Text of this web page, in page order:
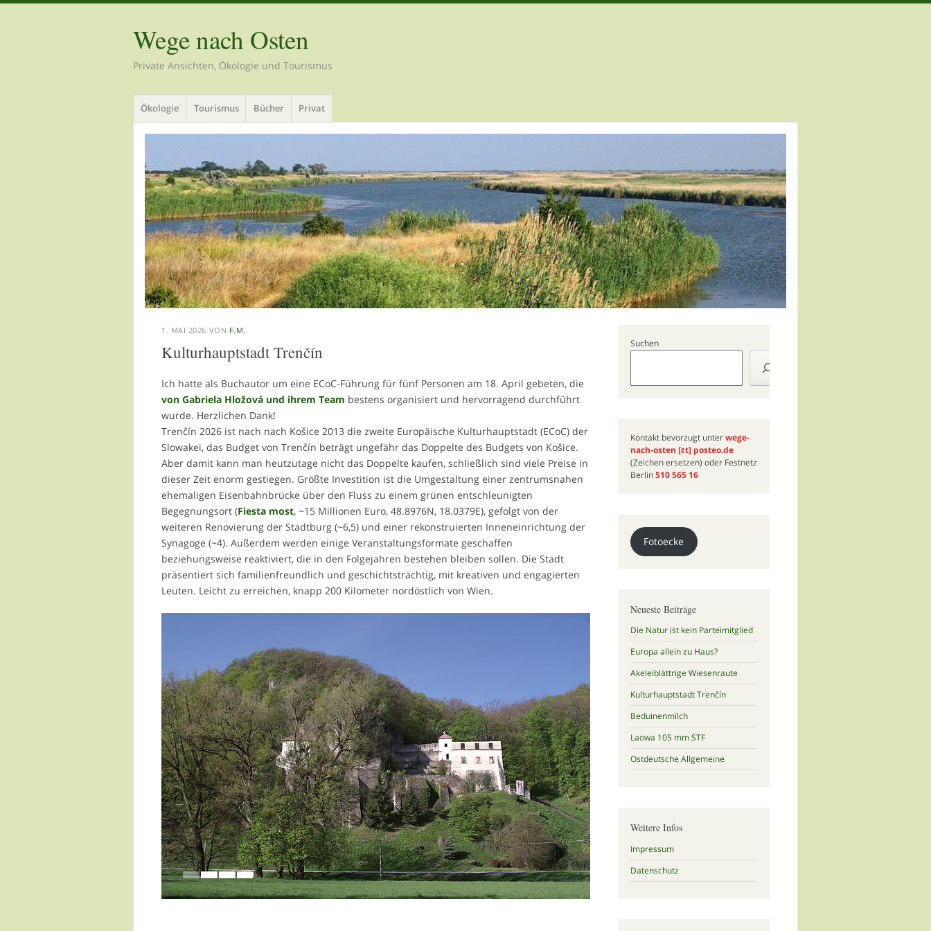
Wege nach Osten
Private Ansichten, Ökologie und Tourismus
Menü
Zum
Inhalt
springen
Ökologie Tourismus Bücher Privat
1. MAI 2026 VON F.M.
Kulturhauptstadt Trenčín
Ich hatte als Buchautor um eine ECoC-Führung für fünf Personen am 18. April gebeten, die
von Gabriela Hložová und ihrem Team bestens organisiert und hervorragend durchführt
wurde. Herzlichen Dank!
Trenčín 2026 ist nach nach Košice 2013 die zweite Europäische Kulturhauptstadt (ECoC) der
Slowakei, das Budget von Trenčín beträgt ungefähr das Doppelte des Budgets von Košice.
Aber damit kann man heutzutage nicht das Doppelte kaufen, schließlich sind viele Preise in
dieser Zeit enorm gestiegen. Größte Investition ist die Umgestaltung einer zentrumsnahen
ehemaligen Eisenbahnbrücke über den Fluss zu einem grünen entschleunigten
Begegnungsort (Fiesta most, ~15 Millionen Euro, 48.8976N, 18.0379E), gefolgt von der
weiteren Renovierung der Stadtburg (~6,5) und einer rekonstruierten Inneneinrichtung der
Synagoge (~4). Außerdem werden einige Veranstaltungsformate geschaffen
beziehungsweise reaktiviert, die in den Folgejahren bestehen bleiben sollen. Die Stadt
präsentiert sich familienfreundlich und geschichtsträchtig, mit kreativen und engagierten
Leuten. Leicht zu erreichen, knapp 200 Kilometer nordöstlich von Wien.
Suchen
Kontakt bevorzugt unterwege-
nach-osten [ɛt]posteo.de
(Zeichen ersetzen) oder Festnetz
Berlin510 565 16
Fotoecke
Neueste Beiträge
Die Natur ist kein Parteimitglied
Europa allein zu Haus?
Akeleiblättrige Wiesenraute
Kulturhauptstadt Trenčín
Beduinenmilch
Laowa 105 mm STF
Ostdeutsche Allgemeine
Weitere Infos
Impressum
Datenschutz